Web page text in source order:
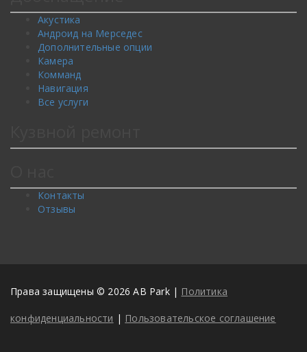
Акустика
Андроид на Мерседес
Дополнительные опции
Камера
Комманд
Навигация
Все услуги
Контакты
Отзывы
Права защищены © 2026 AB Park | Политика
конфиденциальности | Пользовательское соглашение